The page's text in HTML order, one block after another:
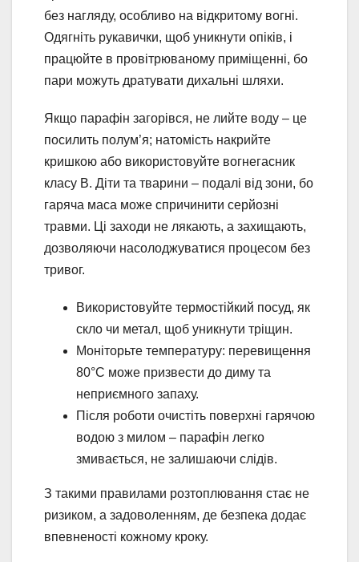
без нагляду, особливо на відкритому вогні.
Одягніть рукавички, щоб уникнути опіків, і
працюйте в провітрюваному приміщенні, бо
пари можуть дратувати дихальні шляхи.
Якщо парафін загорівся, не лийте воду – це
посилить полум’я; натомість накрийте
кришкою або використовуйте вогнегасник
класу B. Діти та тварини – подалі від зони, бо
гаряча маса може спричинити серйозні
травми. Ці заходи не лякають, а захищають,
дозволяючи насолоджуватися процесом без
тривог.
Використовуйте термостійкий посуд, як
скло чи метал, щоб уникнути тріщин.
Моніторьте температуру: перевищення
80°C може призвести до диму та
неприємного запаху.
Після роботи очистіть поверхні гарячою
водою з милом – парафін легко
змивається, не залишаючи слідів.
З такими правилами розтоплювання стає не
ризиком, а задоволенням, де безпека додає
впевненості кожному кроку.